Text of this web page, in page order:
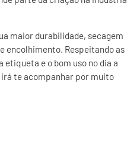
maior durabilidade, secagem
encolhimento. Respeitando as
etiqueta e o bom uso no dia a
te acompanhar por muito